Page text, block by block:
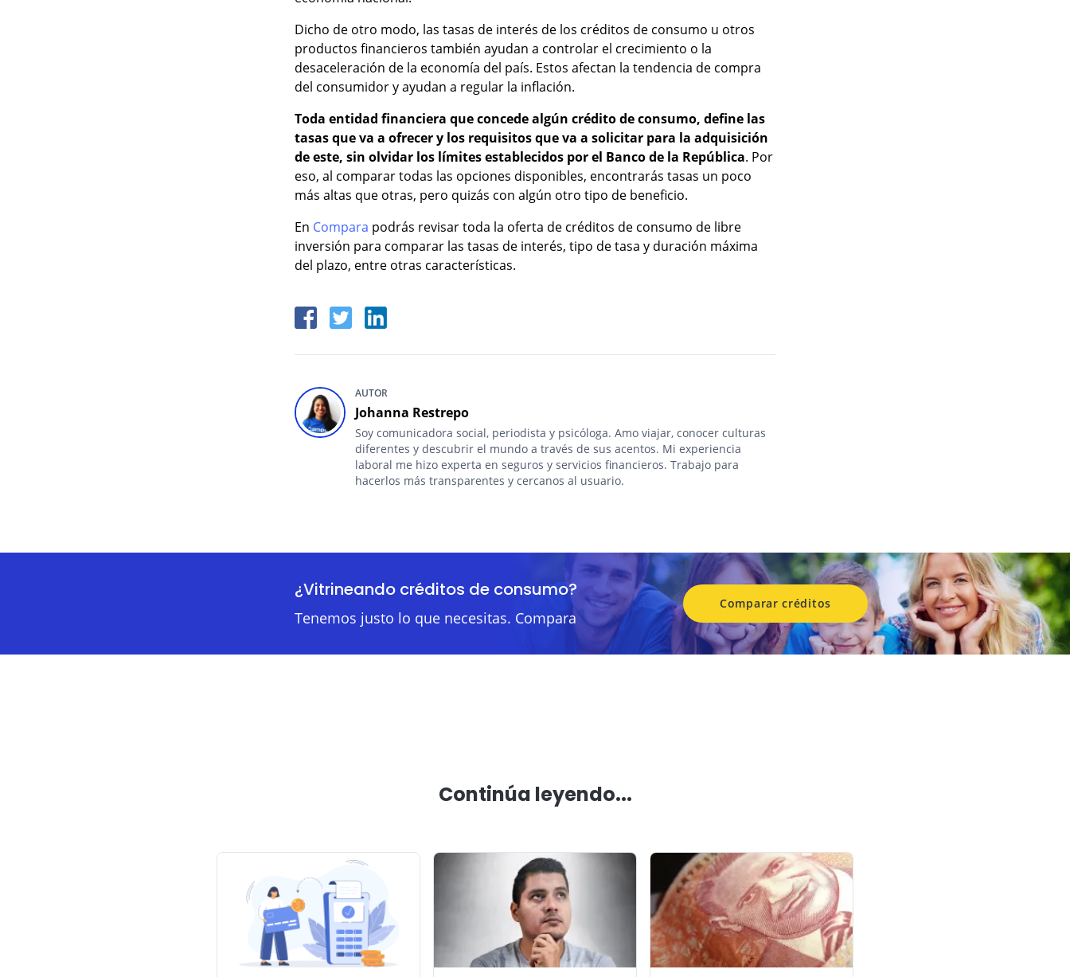
Dicho de otro modo, las tasas de interés de los créditos de consumo u otros
productos financieros también ayudan a controlar el crecimiento o la
desaceleración de la economía del país. Estos afectan la tendencia de compra
del consumidor y ayudan a regular la inflación.
Toda entidad financiera que concede algún crédito de consumo, define las
tasas que va a ofrecer y los requisitos que va a solicitar para la adquisición
de este, sin olvidar los límites establecidos por el Banco de la República. Por
eso, al comparar todas las opciones disponibles, encontrarás tasas un poco
más altas que otras, pero quizás con algún otro tipo de beneficio.
En Compara podrás revisar toda la oferta de créditos de consumo de libre
inversión para comparar las tasas de interés, tipo de tasa y duración máxima
del plazo, entre otras características.
AUTOR
Johanna Restrepo
Soy comunicadora social, periodista y psicóloga. Amo viajar, conocer culturas
diferentes y descubrir el mundo a través de sus acentos. Mi experiencia
laboral me hizo experta en seguros y servicios financieros. Trabajo para
hacerlos más transparentes y cercanos al usuario.
¿Vitrineando créditos de consumo?
Tenemos justo lo que necesitas. Compara
Comparar créditos
Continúa leyendo...